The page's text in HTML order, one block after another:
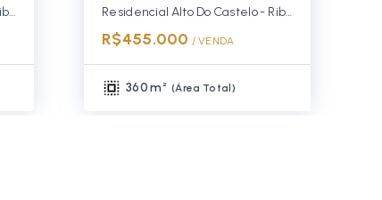
Residencial Alto Do Castelo - Ribeirão Preto/SP
Residencial Alto Do Castelo - Ribeirão Preto/SP
R$455.000 / VENDA
360 m² (Área Total )